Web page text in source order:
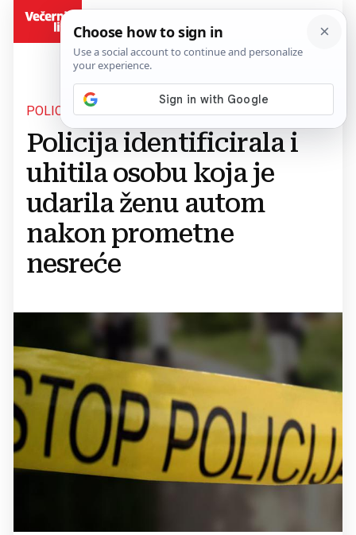
POLICIJSKI SLUŽBENICI MUP-A USŽ
Policija identificirala i
uhitila osobu koja je
udarila ženu autom
nakon prometne
nesreće